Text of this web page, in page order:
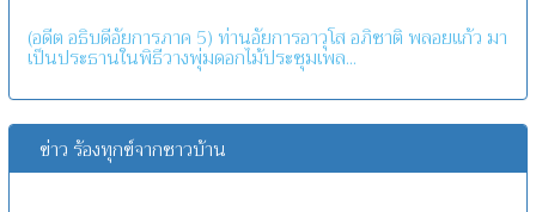
(อดีต อธิบดีอัยการภาค 5) ท่านอัยการอาวุโส อภิชาติ พลอยแก้ว มา
เป็นประธานในพิธีวางพุ่มดอกไม้ประชุมเพล...
ข่าว ร้องทุกข์จากชาวบ้าน